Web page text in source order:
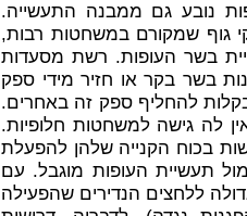
נובע גם ממבנה התעשייה.
גוף שמקורם במשחטות רבות,
בשר העופות. רשת מסעדות
בשר בקר או חזיר מידי ספק
להחליף ספק זה באחרים.
לה גישה למשחטות חלופיות.
בכוח הקנייה שלהן להפעלת
תעשיית העופות מוגבל. עם
ללחצים הנדירים שהפעילה